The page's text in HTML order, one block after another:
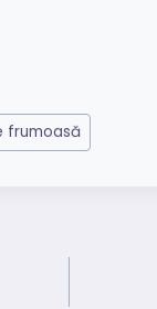
frumoasă